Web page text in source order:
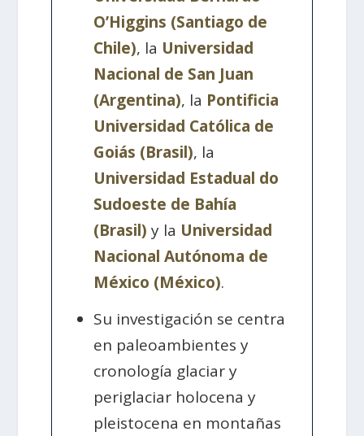
O’Higgins (Santiago de
Chile), la Universidad
Nacional de San Juan
(Argentina), la Pontificia
Universidad Católica de
Goiás (Brasil), la
Universidad Estadual do
Sudoeste de Bahía
(Brasil) y la Universidad
Nacional Autónoma de
México (México).
Su investigación se centra
en paleoambientes y
cronología glaciar y
periglaciar holocena y
pleistocena en montañas